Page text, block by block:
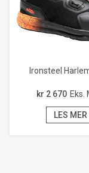
Ironsteel
kr 2 670 Eks.
LES MER